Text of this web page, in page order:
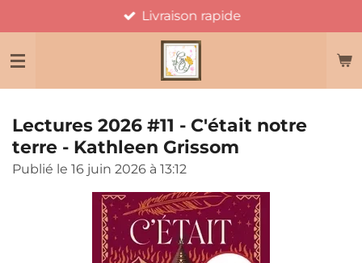
au
contenu
Livraison rapide
Lectures 2026 #11 - C'était notre
terre - Kathleen Grissom
Publié le 16 juin 2026 à 13:12